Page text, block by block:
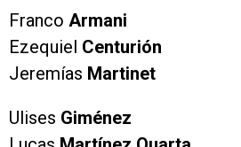
Franco Armani
Ezequiel Centurión
Jeremías Martinet
Ulises Giménez